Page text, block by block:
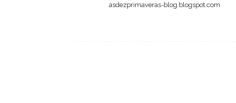
asdezprimaveras-blog.blogspot.com